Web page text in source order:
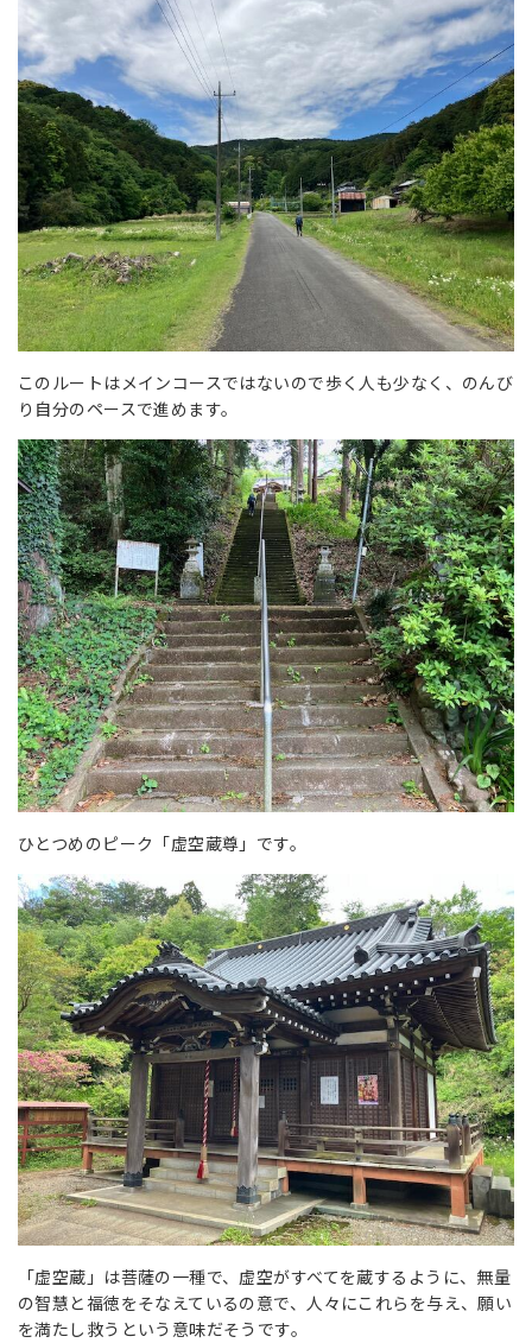
このルートはメインコースではないので歩く人も少なく、のんび
り自分のペースで進めます。
ひとつめのピーク「虚空蔵尊」です。
「虚空蔵」は菩薩の一種で、虚空がすべてを蔵するように、無量
の智慧と福徳をそなえているの意で、人々にこれらを与え、願い
を満たし救うという意味だそうです。